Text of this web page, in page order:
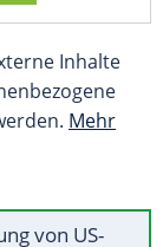
Inhalte
Mehr
von US-